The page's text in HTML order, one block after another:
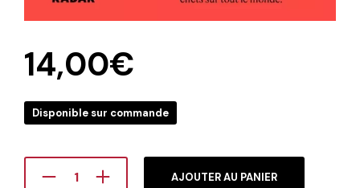
14,00€
Disponible sur commande
AJOUTER AU PANIER